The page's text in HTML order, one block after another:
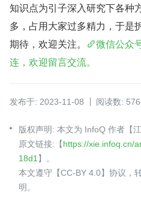
知识点为引子深入研究下各种
多，占用大家过多精力，于是
期待，欢迎关注。
微信公众
连，欢迎留言交流。
发布于: 2023-11-08 阅读数: 576
版权声明: 本文为 InfoQ 作者【
原文链接:【https://xie.infoq.cn/
18d1 】。
本文遵守【CC-BY 4.0】协议，
明。